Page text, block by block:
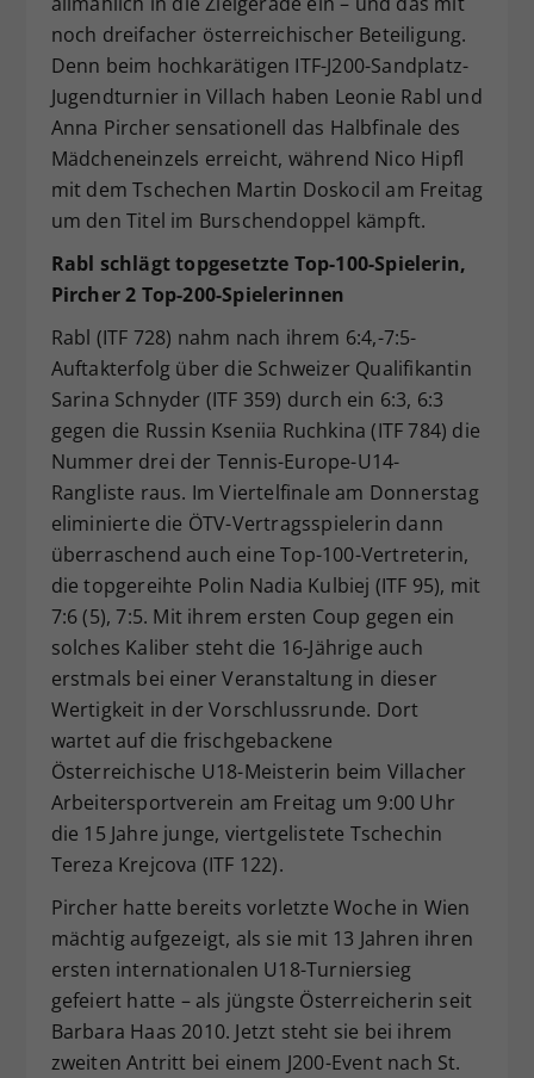
noch dreifacher österreichischer Beteiligung.
Denn beim hochkarätigen ITF-J200-Sandplatz-
Jugendturnier in Villach haben Leonie Rabl und
Anna Pircher sensationell das Halbfinale des
Mädcheneinzels erreicht, während Nico Hipfl
mit dem Tschechen Martin Doskocil am Freitag
um den Titel im Burschendoppel kämpft.
Rabl schlägt topgesetzte Top-100-Spielerin,
Pircher 2 Top-200-Spielerinnen
Rabl (ITF 728) nahm nach ihrem 6:4,-7:5-
Auftakterfolg über die Schweizer Qualifikantin
Sarina Schnyder (ITF 359) durch ein 6:3, 6:3
gegen die Russin Kseniia Ruchkina (ITF 784) die
Nummer drei der Tennis-Europe-U14-
Rangliste raus. Im Viertelfinale am Donnerstag
eliminierte die ÖTV-Vertragsspielerin dann
überraschend auch eine Top-100-Vertreterin,
die topgereihte Polin Nadia Kulbiej (ITF 95), mit
7:6 (5), 7:5. Mit ihrem ersten Coup gegen ein
solches Kaliber steht die 16-Jährige auch
erstmals bei einer Veranstaltung in dieser
Wertigkeit in der Vorschlussrunde. Dort
wartet auf die frischgebackene
Österreichische U18-Meisterin beim Villacher
Arbeitersportverein am Freitag um 9:00 Uhr
die 15 Jahre junge, viertgelistete Tschechin
Tereza Krejcova (ITF 122).
Pircher hatte bereits vorletzte Woche in Wien
mächtig aufgezeigt, als sie mit 13 Jahren ihren
ersten internationalen U18-Turniersieg
gefeiert hatte – als jüngste Österreicherin seit
Barbara Haas 2010. Jetzt steht sie bei ihrem
zweiten Antritt bei einem J200-Event nach St.
Zweck
Dieser Wert speichert Ihre Consent-
Einstellungen. Unter anderem eine
zufällig generierte ID, für die
historische Speicherung Ihrer
vorgenommen Einstellungen, falls der
Webseiten-Betreiber dies eingestellt
hat.